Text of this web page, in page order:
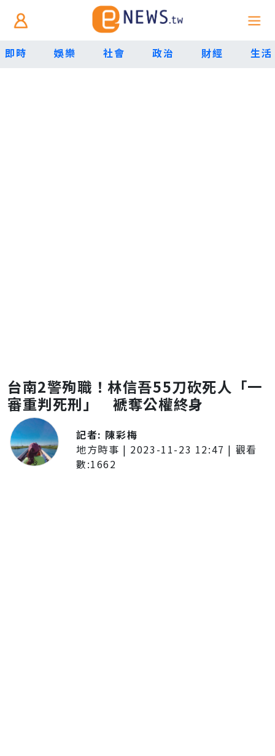
即時 娛樂 社會 政治 財經 生活
台南2警殉職！林信吾55刀砍死人「一
審重判死刑」 褫奪公權終身
記者: 陳彩梅
地方時事 | 2023-11-23 12:47 | 觀看
數:1662